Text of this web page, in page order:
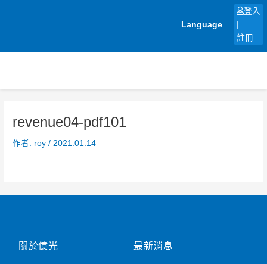
Language
登入
註冊
revenue04-pdf101
作者: roy/ 2021.01.14
關於億光 最新消息